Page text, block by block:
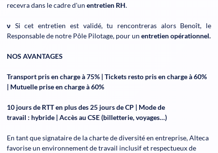
recevra dans le cadre d'un entretien RH.
ν Si cet entretien est validé, tu rencontreras alors Benoît, le
Responsable de notre Pôle Pilotage, pour un entretien opérationnel.
NOS AVANTAGES
Transport pris en charge à 75% | Tickets resto pris en charge à 60%
| Mutuelle prise en charge à 60%
10 jours de RTT en plus des 25 jours de CP | Mode de
travail : hybride | Accès au CSE (billetterie, voyages…)
En tant que signataire de la charte de diversité en entreprise, Alteca
favorise un environnement de travail inclusif et respectueux de